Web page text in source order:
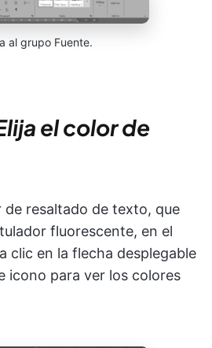
al grupo Fuente.
el color de
de resaltado de texto, que
fluorescente, en el
clic en la flecha desplegable
icono para ver los colores